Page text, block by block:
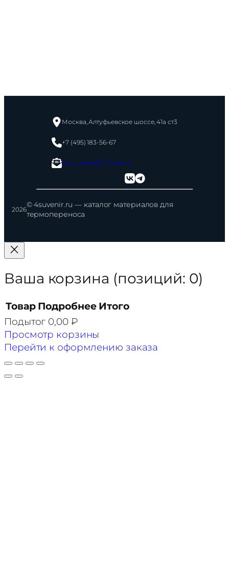
Москва, Алтуфьевское шоссе, 41а ст3
+7 (495) 183-56-67
msk_sever@4suvenir.ru
2026
© 4suvenir.ru — каталог материалов для
термопереноса
Ваша корзина (позиций: 0)
Товары
в
корзине
Товар Подробнее Итого
Подытог 0,00 ₽
Просмотр корзины
Перейти к оформлению заказа